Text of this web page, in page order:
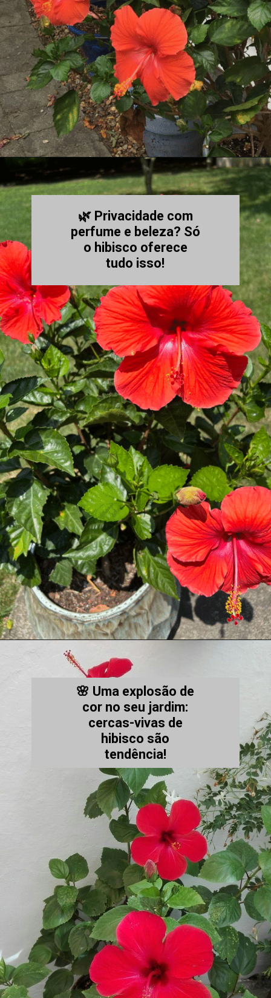
🌿 Privacidade com
perfume e beleza? Só
o hibisco oferece
tudo isso!
🌸 Uma explosão de
cor no seu jardim:
cercas-vivas de
hibisco são
tendência!